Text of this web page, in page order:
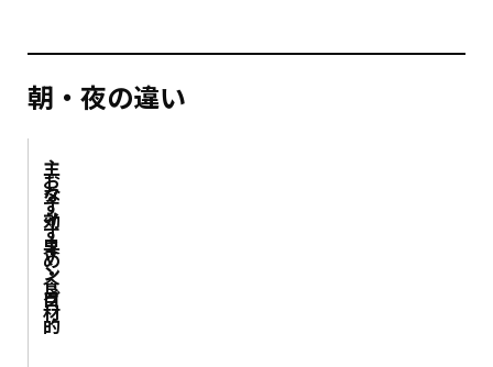
朝・夜の違い
タ
イ
ミ
ン
グ
主
な
効
果
・
目
的
お
す
す
め
食
材